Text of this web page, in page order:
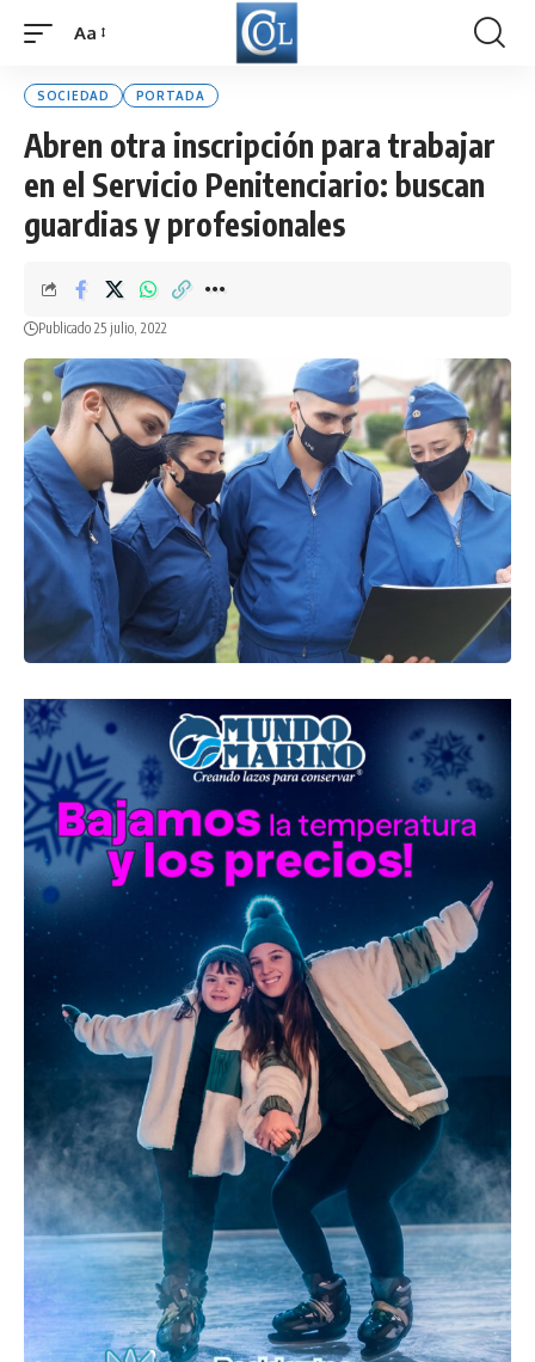
Font
Aa
SOCIEDAD PORTADA
Abren otra inscripción para trabajar
en el Servicio Penitenciario: buscan
guardias y profesionales
Publicado 25 julio, 2022